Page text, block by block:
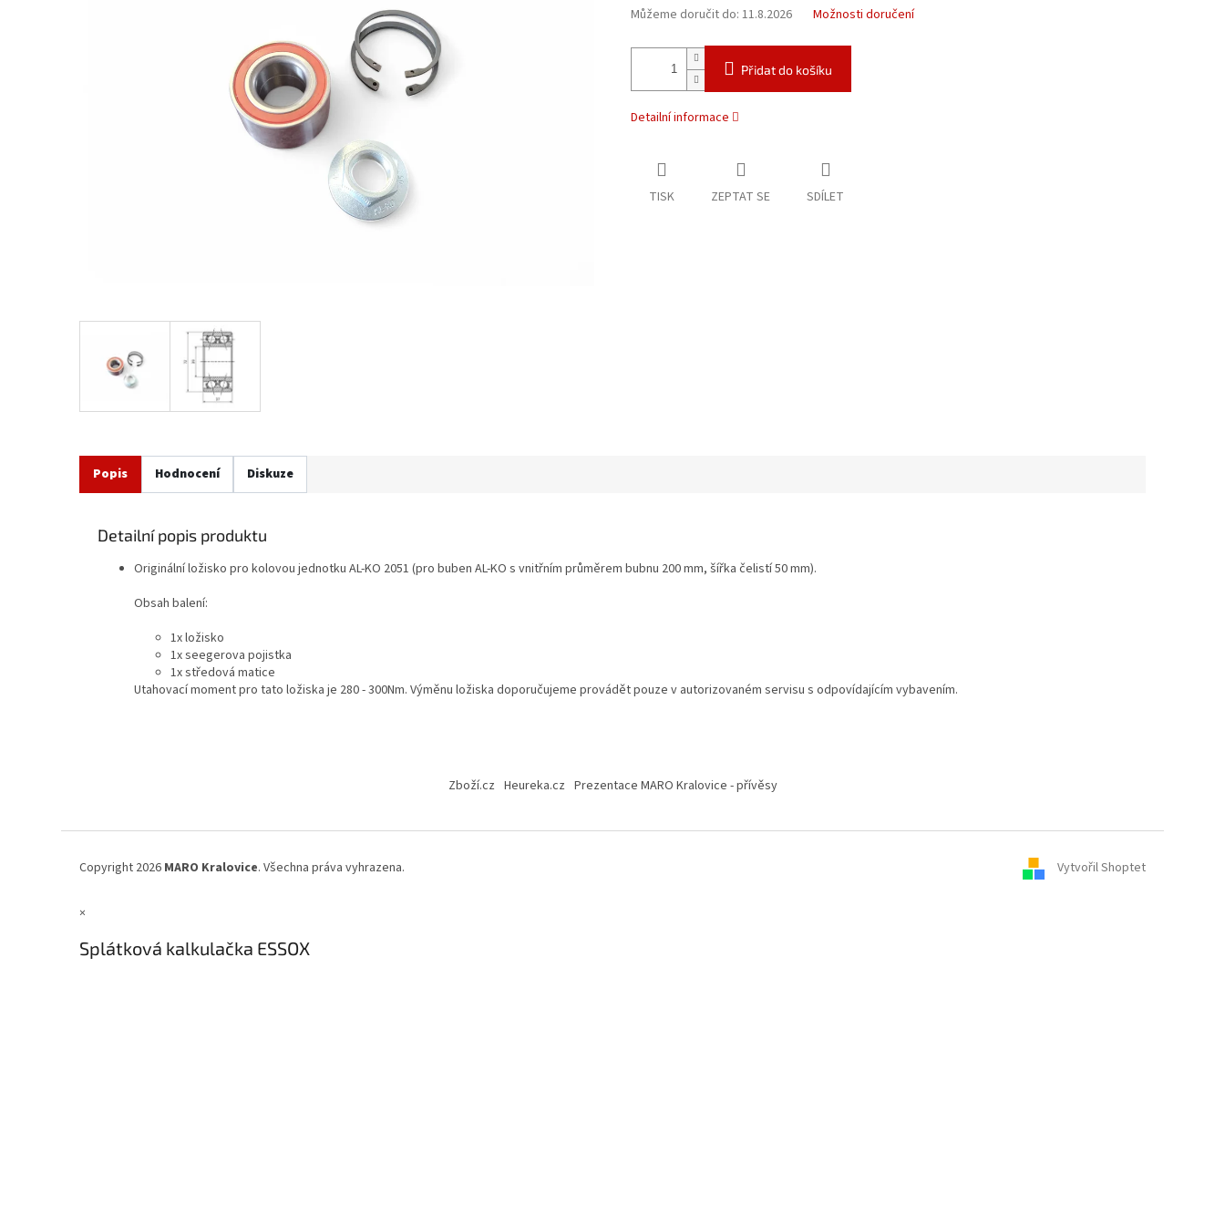
Můžeme doručit do: 11.8.2026 Možnosti doručení
Přidat do košíku
Detailní informace
TISK ZEPTAT SE SDÍLET
Popis Hodnocení Diskuze
Detailní popis produktu
Originální ložisko pro kolovou jednotku AL-KO 2051 (pro buben AL-KO s vnitřním průměrem bubnu 200 mm, šířka čelistí 50 mm).
Obsah balení:
1x ložisko
1x seegerova pojistka
1x středová matice
Utahovací moment pro tato ložiska je 280 - 300Nm.Výměnu ložiska doporučujeme provádět pouze v autorizovaném servisu s odpovídajícím vybavením.
Zboží.cz Heureka.cz Prezentace MARO Kralovice - přívěsy
Vytvořil Shoptet
Copyright 2026 MARO Kralovice. Všechna práva vyhrazena.
×
Splátková kalkulačka ESSOX